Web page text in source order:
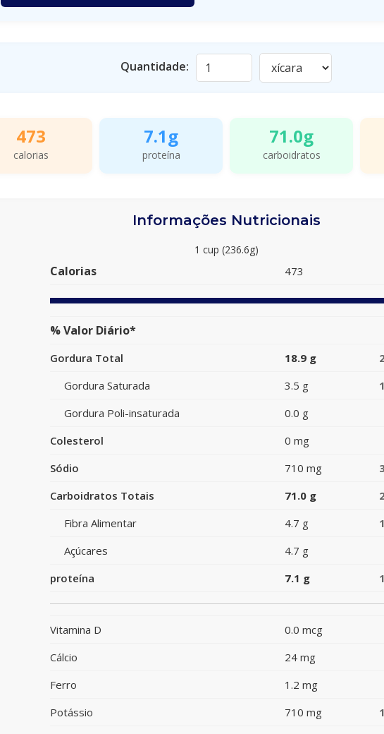
Quantidade:
473
calorias
7.1g
proteína
71.0g
carboidratos
Informações Nutricionais
1 cup (236.6g)
Calorias 473
% Valor Diário*
Gordura Total 18.9 g
Gordura Saturada
3.5 g
Gordura Poli-insaturada
0.0 g
Colesterol
0 mg
Sódio
710 mg
Carboidratos Totais
71.0 g
Fibra Alimentar
4.7 g
Açúcares
4.7 g
proteína
7.1 g
Vitamina D
0.0 mcg
Cálcio
24 mg
Ferro
1.2 mg
Potássio
710 mg